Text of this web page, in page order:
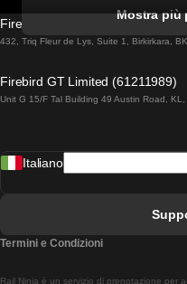
Treni Da
Treni Da
Mostra più
Firebird GT Limited (OC 1451)
432, Triq Fleur de Lys, Suite 1, Birkirkara,
Firebird GT Limited (61211989)
Unit G 15/F Tal Building 49 Austin Road,
Rail Ninja è un servizio di prenotazione per
Italiano
Termini e Condizioni